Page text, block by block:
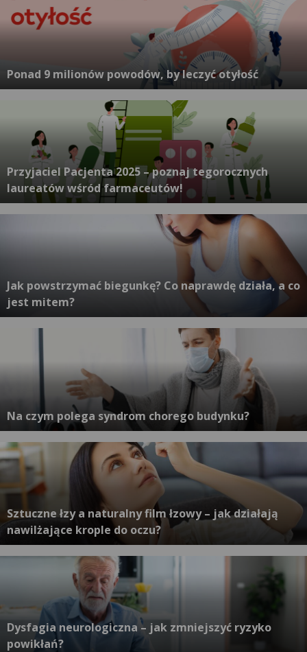
Ponad 9 milionów powodów, by leczyć otyłość
Przyjaciel Pacjenta 2025 – poznaj tegorocznych
laureatów wśród farmaceutów!
Jak powstrzymać biegunkę? Co naprawdę działa, a co
jest mitem?
Na czym polega syndrom chorego budynku?
Sztuczne łzy a naturalny film łzowy – jak działają
nawilżające krople do oczu?
Dysfagia neurologiczna – jak zmniejszyć ryzyko
powikłań?